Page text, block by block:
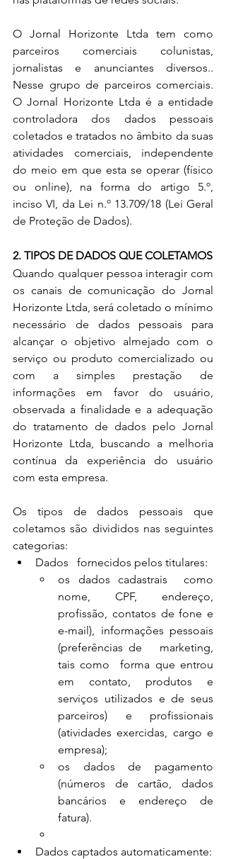
O Jornal Horizonte Ltda tem como
parceiros comerciais colunistas,
jornalistas e anunciantes diversos..
Nesse grupo de parceiros comerciais.
O Jornal Horizonte Ltda é a entidade
controladora dos dados pessoais
coletados e tratados no âmbito da suas
atividades comerciais, independente
do meio em que esta se operar (físico
ou online), na forma do artigo 5.º,
inciso VI, da Lei n.º 13.709/18 (Lei Geral
de Proteção de Dados).
2. TIPOS DE DADOS QUE COLETAMOS
Quando qualquer pessoa interagir com
os canais de comunicação do Jornal
Horizonte Ltda, será coletado o mínimo
necessário de dados pessoais para
alcançar o objetivo almejado com o
serviço ou produto comercializado ou
com a simples prestação de
informações em favor do usuário,
observada a finalidade e a adequação
do tratamento de dados pelo Jornal
Horizonte Ltda, buscando a melhoria
contínua da experiência do usuário
com esta empresa.
Os tipos de dados pessoais que
coletamos são divididos nas seguintes
categorias:
Dados   fornecidos pelos titulares:
os dados cadastrais  como
nome, CPF, endereço,
profissão, contatos de fone e
e-mail), informações pessoais
(preferências de   marketing,
tais como  forma que entrou
em contato, produtos e
serviços utilizados e de seus
parceiros) e profissionais
(atividades exercidas, cargo e
empresa);
os dados de pagamento
(números de cartão, dados
bancários e endereço de
fatura).
Dados captados automaticamente: